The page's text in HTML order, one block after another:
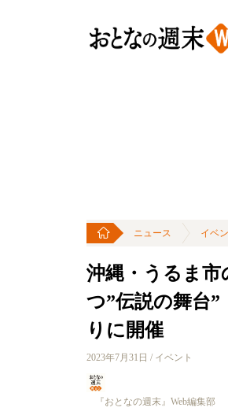
ニュース イベ
沖縄・うるま市
つ”伝説の舞台
りに開催
2023年7月31日 / イベント
『おとなの週末』Web編集部